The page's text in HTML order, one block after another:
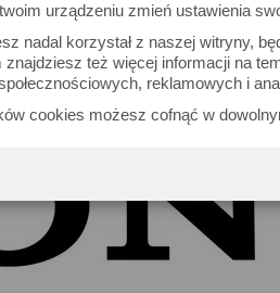
urządzeniu zmień ustawienia
nadal korzystał z naszej witryny,
też więcej informacji na
reklamowych i
cookies możesz cofnąć w